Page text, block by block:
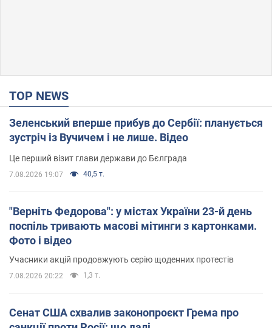
TOP NEWS
Зеленський вперше прибув до Сербії: планується
зустріч із Вучичем і не лише. Відео
Це перший візит глави держави до Бєлграда
7.08.2026 19:07 40,5 т.
"Верніть Федорова": у містах України 23-й день
поспіль тривають масові мітинги з картонками.
Фото і відео
Учасники акцій продовжують серію щоденних протестів
7.08.2026 20:22 1,3 т.
Сенат США схвалив законопроєкт Грема про